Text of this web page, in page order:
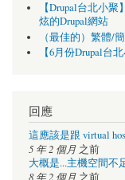
【Drupal台北小
炫的Drupal網站
（最佳的）繁體/
【6月份Drupal台
回應
這應該是跟 virtual
5 年 2 個月 之前
大概是...主機空間不
8 年 2 個月 之前